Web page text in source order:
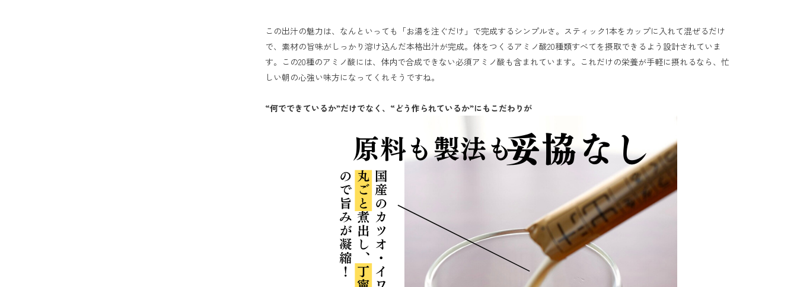
この出汁の魅力は、なんといっても「お湯を注ぐだけ」で完成するシンプルさ。スティック1本をカップに入れて混ぜるだけ
で、素材の旨味がしっかり溶け込んだ本格出汁が完成。体をつくるアミノ酸20種類すべてを摂取できるよう設計されていま
す。この20種のアミノ酸には、体内で合成できない必須アミノ酸も含まれています。これだけの栄養が手軽に摂れるなら、忙
しい朝の心強い味方になってくれそうですね。
“何でできているか”だけでなく、“どう作られているか”にもこだわりが